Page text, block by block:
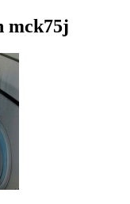
mck75j